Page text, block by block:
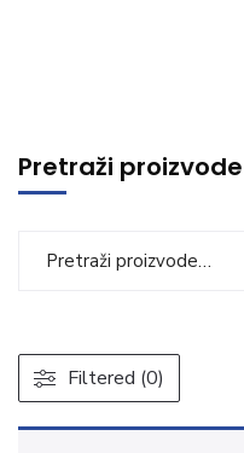
Pretraži proizvode
Filtered (0)